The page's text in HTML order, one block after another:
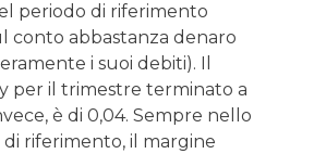
periodo di riferimento
conto abbastanza denaro
i suoi debiti). Il
per il trimestre terminato a
è di 0,04. Sempre nello
di riferimento, il margine